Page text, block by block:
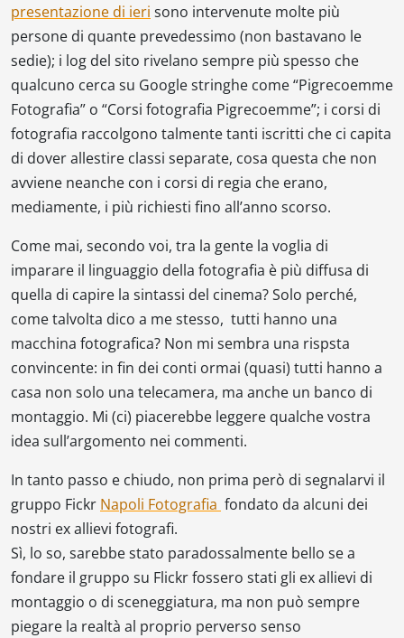
presentazione di ieri sono intervenute molte più
persone di quante prevedessimo (non bastavano le
sedie); i log del sito rivelano sempre più spesso che
qualcuno cerca su Google stringhe come “Pigrecoemme
Fotografia” o “Corsi fotografia Pigrecoemme”; i corsi di
fotografia raccolgono talmente tanti iscritti che ci capita
di dover allestire classi separate, cosa questa che non
avviene neanche con i corsi di regia che erano,
mediamente, i più richiesti fino all’anno scorso.
Come mai, secondo voi, tra la gente la voglia di
imparare il linguaggio della fotografia è più diffusa di
quella di capire la sintassi del cinema? Solo perché,
come talvolta dico a me stesso, tutti hanno una
macchina fotografica? Non mi sembra una rispsta
convincente: in fin dei conti ormai (quasi) tutti hanno a
casa non solo una telecamera, ma anche un banco di
montaggio. Mi (ci) piacerebbe leggere qualche vostra
idea sull’argomento nei commenti.
In tanto passo e chiudo, non prima però di segnalarvi il
gruppo Fickr Napoli Fotografia fondato da alcuni dei
nostri ex allievi fotografi.
Sì, lo so, sarebbe stato paradossalmente bello se a
fondare il gruppo su Flickr fossero stati gli ex allievi di
montaggio o di sceneggiatura, ma non può sempre
piegare la realtà al proprio perverso senso